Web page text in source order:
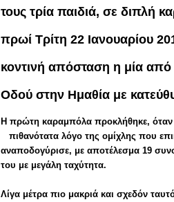
τους τρία παιδιά, σε διπλή
πρωί Τρίτη 22 Ιανουαρίου
κοντινή απόσταση η μία από
Οδού στην Ημαθία με
Η πρώτη καραμπόλα προκλήθηκε, όταν
πιθανότατα λόγο της ομίχλης που
αναποδογύρισε, με αποτέλεσμα 19
του με μεγάλη ταχύτητα.
Λίγα μέτρα πιο μακριά και σχεδόν